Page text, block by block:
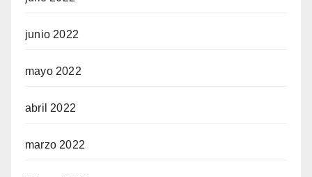
junio 2022
mayo 2022
abril 2022
marzo 2022